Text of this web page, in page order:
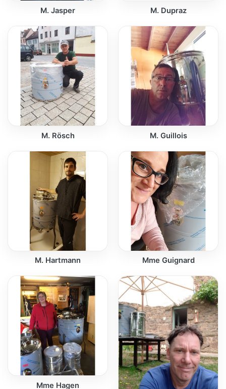
M. Jasper M. Dupraz
M. Rösch M. Guillois
M. Hartmann Mme Guignard
Mme Hagen